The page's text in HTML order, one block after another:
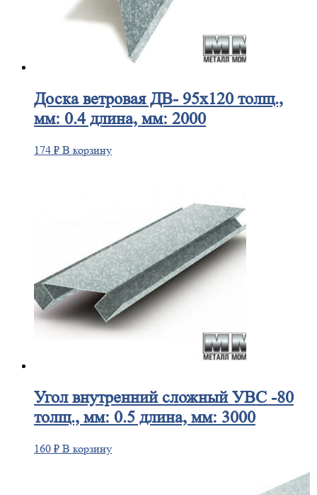
Доскаветровая ДВ- 95х120 толщ.,
мм: 0.4 длина, мм: 2000
174 ₽ В корзину
Уголвнутренний сложный УВС -80
толщ., мм: 0.5 длина, мм: 3000
160 ₽ В корзину